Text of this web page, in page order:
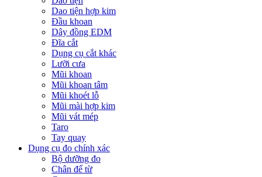
Dao tiện hợp kim
Đầu khoan
Dây đồng EDM
Đĩa cắt
Dụng cụ cắt khác
Lưỡi cưa
Mũi khoan
Mũi khoan tâm
Mũi khoét lỗ
Mũi mài hợp kim
Mũi vát mép
Taro
Tay quay
Dụng cụ đo chính xác
Bộ dưỡng đo
Chân đế từ